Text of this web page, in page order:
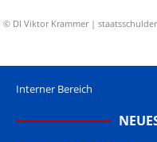
© DI Viktor Krammer |
Interner Bereich